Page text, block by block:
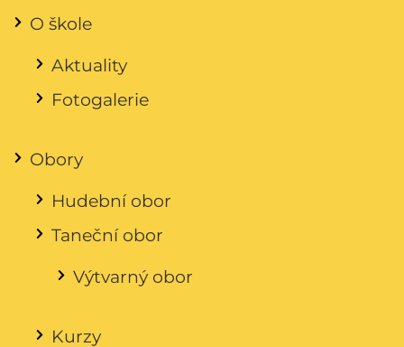
O škole
Aktuality
Fotogalerie
Obory
Hudební obor
Taneční obor
Výtvarný obor
Kurzy